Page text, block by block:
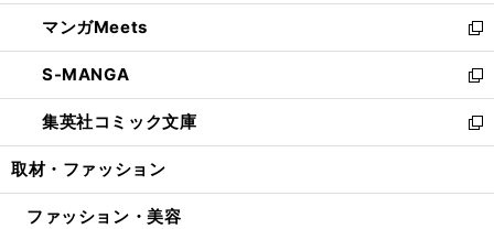
く
ウ
で
開
く
ン
ド
ウ
で
開
く
ウ
ィ
ン
ド
ウ
で
開
し
い
ウ
ィ
ン
ド
ウ
開
マンガMeets
新
し
い
ウ
ィ
ン
ウ
S-MANGA
新
し
い
ウ
ン
集英社コミック文庫
新
し
ウ
取材・ファッション
ファッション・美容